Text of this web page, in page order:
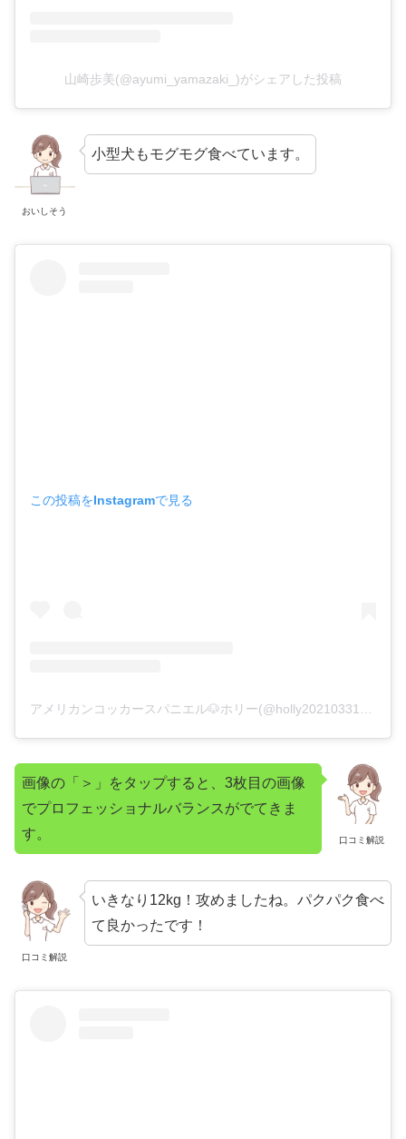
山崎歩美(@ayumi_yamazaki_)がシェアした投稿
おいしそう
小型犬もモグモグ食べています。
この投稿をInstagramで見る
口コミ解説
画像の「＞」をタップすると、3枚目の画像
でプロフェッショナルバランスがでてきま
す。
口コミ解説
いきなり12kg！攻めましたね。パクパク食べ
て良かったです！